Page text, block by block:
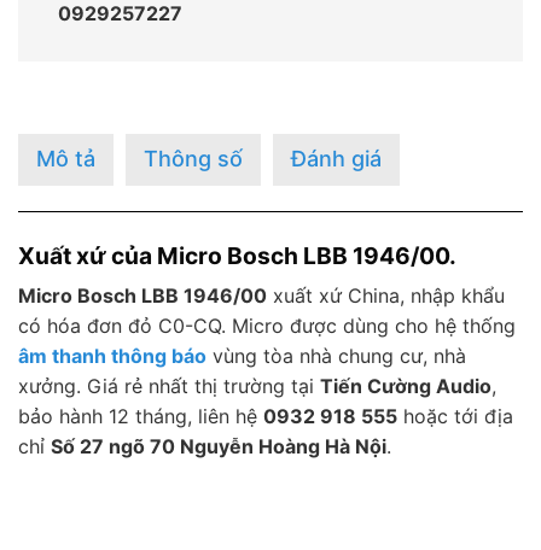
0929257227
Mô tả Thông số Đánh giá
Xuất xứ của Micro Bosch LBB 1946/00.
Micro Bosch LBB 1946/00 xuất xứ China, nhập khẩu
có hóa đơn đỏ C0-CQ. Micro được dùng cho hệ thống
âm thanh thông báo vùng tòa nhà chung cư, nhà
xưởng. Giá rẻ nhất thị trường tại Tiến Cường Audio,
bảo hành 12 tháng, liên hệ 0932 918 555 hoặc tới địa
chỉ Số 27 ngõ 70 Nguyễn Hoàng Hà Nội.